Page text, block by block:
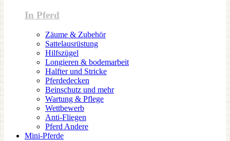
In Pferd
Zäume & Zubehör
Sattelausrüstung
Hilfszügel
Longieren & bodemarbeit
Halfter und Stricke
Pferdedecken
Beinschutz und mehr
Wartung & Pflege
Wettbewerb
Anti-Fliegen
Pferd Andere
Mini-Pferde